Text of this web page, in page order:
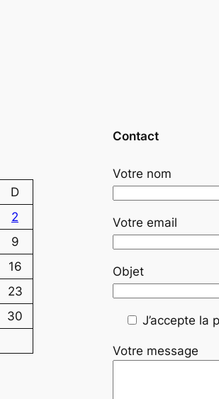
D
2
9
16
23
30
Contact
Votre nom
Votre email
Objet
J’accepte la
Votre message